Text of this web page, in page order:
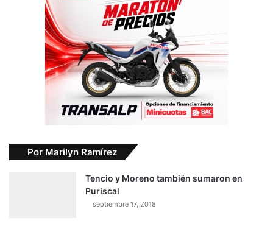
Por Marilyn Ramírez
Tencio y Moreno también sumaron en
Puriscal
septiembre 17, 2018